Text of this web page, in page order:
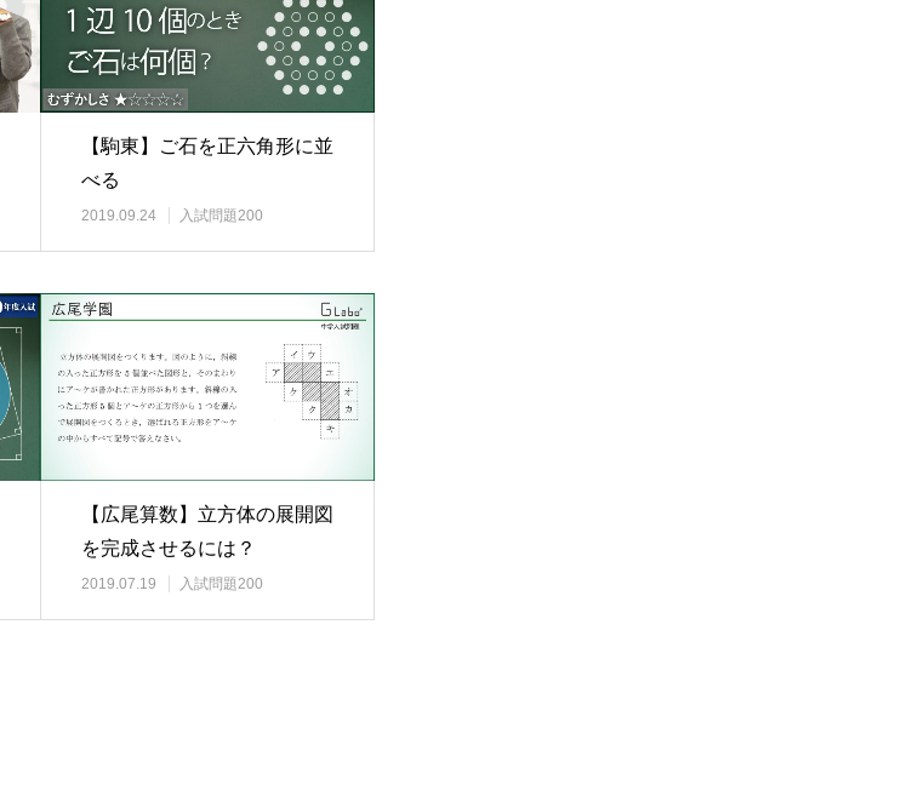
【駒東】ご石を正六角形に並
べる
2019.09.24 入試問題200
【広尾算数】立方体の展開図
を完成させるには？
2019.07.19 入試問題200